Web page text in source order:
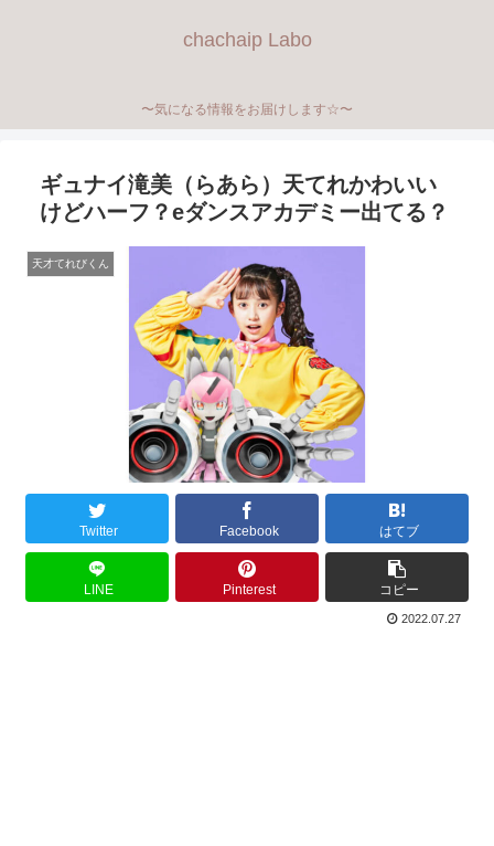
chachaip Labo
〜気になる情報をお届けします☆〜
ギュナイ滝美（らあら）天てれかわいい
けどハーフ？eダンスアカデミー出てる？
天才てれびくん
Twitter Facebook はてブ
LINE Pinterest コピー
2022.07.27